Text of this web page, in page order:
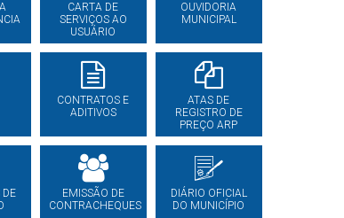
CARTA DE
SERVIÇOS AO
USUÁRIO
OUVIDORIA
MUNICIPAL
CONTRATOS E
ADITIVOS
ATAS DE
REGISTRO DE
PREÇO ARP
DE
EMISSÃO DE
CONTRACHEQUES
DIÁRIO OFICIAL
DO MUNICÍPIO